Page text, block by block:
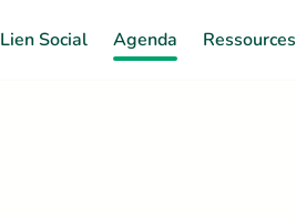
Lien Social Agenda Ressources